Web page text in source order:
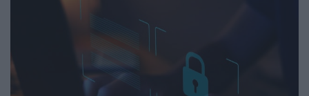
LES NEWSLETTERS